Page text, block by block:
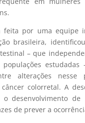
feita por uma equipe
brasileira,
– que
estudadas
alterações
colorretal. A
desenvolvimento de
de prever a